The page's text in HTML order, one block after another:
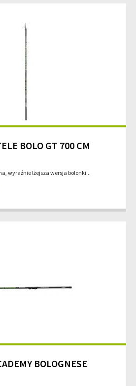
BOLO GT 700 CM
wyraźnie lżejsza wersja bolonki...
BOLOGNESE